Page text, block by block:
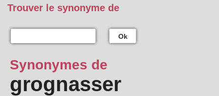
Trouver le synonyme de
Ok
Synonymes de
grognasser